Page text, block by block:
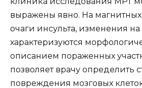
выражены явно. На
очаги инсульта, изменения на
характеризуются
описанием пораженных
позволяет врачу определить
повреждения мозговых